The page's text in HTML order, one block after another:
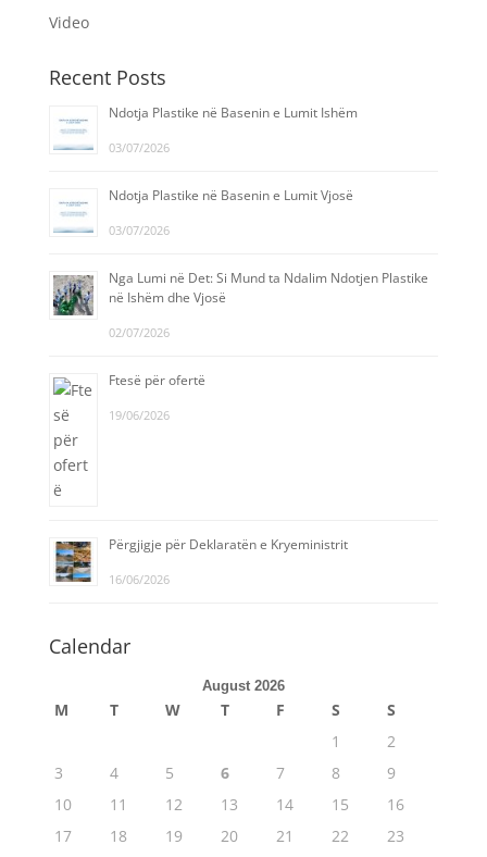
Video
Recent Posts
Ndotja Plastike në Basenin e Lumit Ishëm
03/07/2026
Ndotja Plastike në Basenin e Lumit Vjosë
03/07/2026
Nga Lumi në Det: Si Mund ta Ndalim Ndotjen Plastike
në Ishëm dhe Vjosë
02/07/2026
Ftesë për ofertë
19/06/2026
Përgjigje për Deklaratën e Kryeministrit
16/06/2026
Calendar
August 2026
M T W T F S
S
1
2
3
4 5 6 7 8
9
10
11 12 13 14 15
16
17
18 19 20 21 22 23